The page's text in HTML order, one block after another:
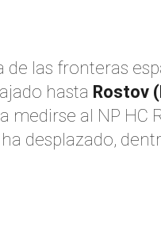
de las fronteras
hasta Rostov
al NP HC
desplazado,